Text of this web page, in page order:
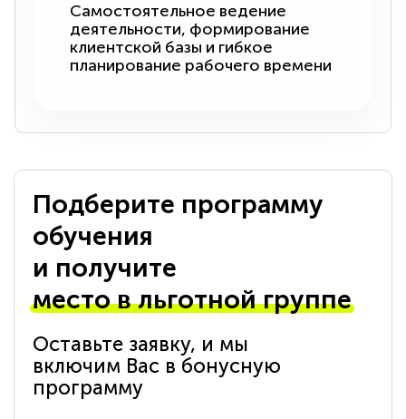
Самостоятельное ведение
деятельности, формирование
клиентской базы и гибкое
планирование рабочего времени
Подберите программу
обучения
и получите
место в льготной группе
Оставьте заявку, и мы
включим Вас в бонусную
программу